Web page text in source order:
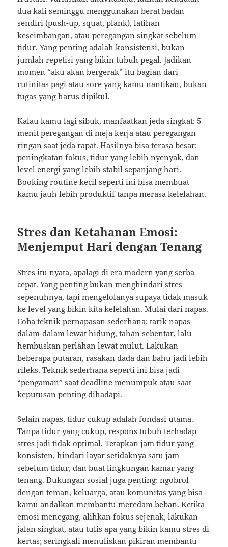
dua kali seminggu menggunakan berat badan
sendiri (push-up, squat, plank), latihan
keseimbangan, atau peregangan singkat sebelum
tidur. Yang penting adalah konsistensi, bukan
jumlah repetisi yang bikin tubuh pegal. Jadikan
momen “aku akan bergerak” itu bagian dari
rutinitas pagi atau sore yang kamu nantikan, bukan
tugas yang harus dipikul.
Kalau kamu lagi sibuk, manfaatkan jeda singkat: 5
menit peregangan di meja kerja atau peregangan
ringan saat jeda rapat. Hasilnya bisa terasa besar:
peningkatan fokus, tidur yang lebih nyenyak, dan
level energi yang lebih stabil sepanjang hari.
Booking routine kecil seperti ini bisa membuat
kamu jauh lebih produktif tanpa merasa kelelahan.
Stres dan Ketahanan Emosi:
Menjemput Hari dengan Tenang
Stres itu nyata, apalagi di era modern yang serba
cepat. Yang penting bukan menghindari stres
sepenuhnya, tapi mengelolanya supaya tidak masuk
ke level yang bikin kita kelelahan. Mulai dari napas.
Coba teknik pernapasan sederhana: tarik napas
dalam-dalam lewat hidung, tahan sebentar, lalu
hembuskan perlahan lewat mulut. Lakukan
beberapa putaran, rasakan dada dan bahu jadi lebih
rileks. Teknik sederhana seperti ini bisa jadi
“pengaman” saat deadline menumpuk atau saat
keputusan penting dihadapi.
Selain napas, tidur cukup adalah fondasi utama.
Tanpa tidur yang cukup, respons tubuh terhadap
stres jadi tidak optimal. Tetapkan jam tidur yang
konsisten, hindari layar setidaknya satu jam
sebelum tidur, dan buat lingkungan kamar yang
tenang. Dukungan sosial juga penting: ngobrol
dengan teman, keluarga, atau komunitas yang bisa
kamu andalkan membantu meredam beban. Ketika
emosi menegang, alihkan fokus sejenak, lakukan
jalan singkat, atau tulis apa yang bikin kamu stres di
kertas; seringkali menuliskan pikiran membantu